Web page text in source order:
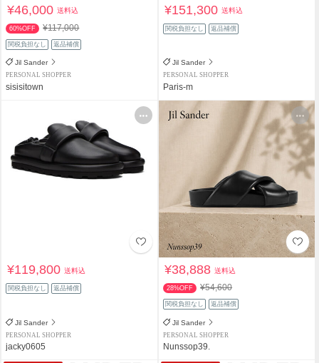
¥46,000送料込
60%OFF ¥117,000
関税負担なし 返品補償
Jil Sander
PERSONAL SHOPPER
sisisitown
¥151,300送料込
関税負担なし 返品補償
Jil Sander
PERSONAL SHOPPER
Paris-m
¥119,800送料込
関税負担なし 返品補償
Jil Sander
PERSONAL SHOPPER
jacky0605
¥38,888送料込
28%OFF ¥54,600
関税負担なし 返品補償
Jil Sander
PERSONAL SHOPPER
Nunssop39.